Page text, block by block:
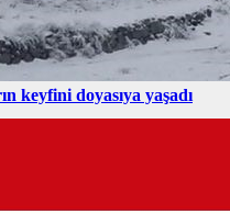
keyfini doyasıya yaşadı